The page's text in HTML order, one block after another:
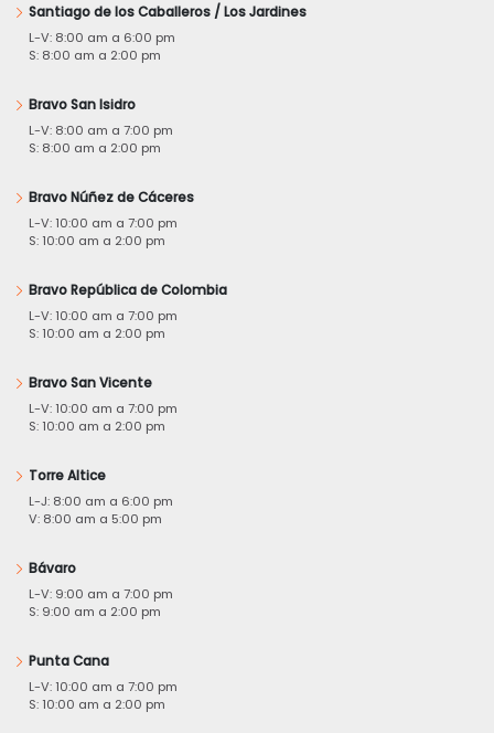
Santiago de los Caballeros / Los Jardines
L-V: 8:00 am a 6:00 pm
S: 8:00 am a 2:00 pm
Bravo San Isidro
L-V: 8:00 am a 7:00 pm
S: 8:00 am a 2:00 pm
Bravo Núñez de Cáceres
L-V: 10:00 am a 7:00 pm
S: 10:00 am a 2:00 pm
Bravo República de Colombia
L-V: 10:00 am a 7:00 pm
S: 10:00 am a 2:00 pm
Bravo San Vicente
L-V: 10:00 am a 7:00 pm
S: 10:00 am a 2:00 pm
Torre Altice
L-J: 8:00 am a 6:00 pm
V: 8:00 am a 5:00 pm
Bávaro
L-V: 9:00 am a 7:00 pm
S: 9:00 am a 2:00 pm
Punta Cana
L-V: 10:00 am a 7:00 pm
S: 10:00 am a 2:00 pm